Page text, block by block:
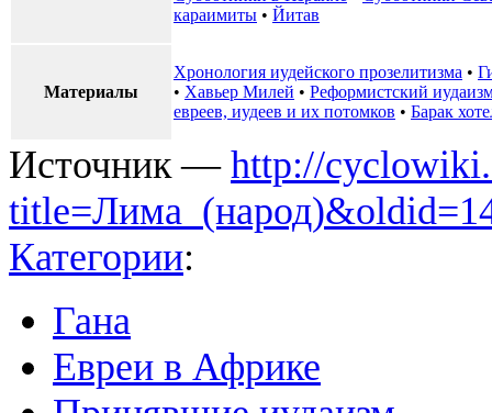
караимиты • Йитав
Материалы
Хронология иудейского прозелитизма •
• Хавьер Милей • Реформистский
евреев, иудеев и их потомков • Барак
Источник — http://
Категории:
Гана
Евреи в Африке